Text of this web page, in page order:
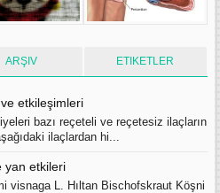
ARŞIV ETIKETLER
etkileşimleri
bazı reçeteli ve reçetesiz ilaçların
ilaçlardan hi...
yan etkileri
visnaga L. Hıltan Bischofskraut Köşni